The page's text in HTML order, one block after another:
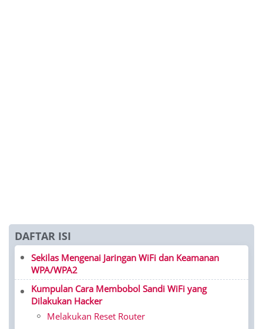
DAFTAR ISI
Sekilas Mengenai Jaringan WiFi dan Keamanan
WPA/WPA2
Kumpulan Cara Membobol Sandi WiFi yang
Dilakukan Hacker
Melakukan Reset Router